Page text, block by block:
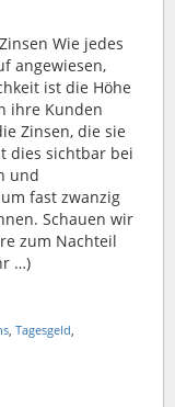
Wie jedes
angewiesen,
ist die Höhe
ihre Kunden
Zinsen, die sie
dies sichtbar bei
und
fast zwanzig
Schauen wir
zum Nachteil
…)
Tagesgeld